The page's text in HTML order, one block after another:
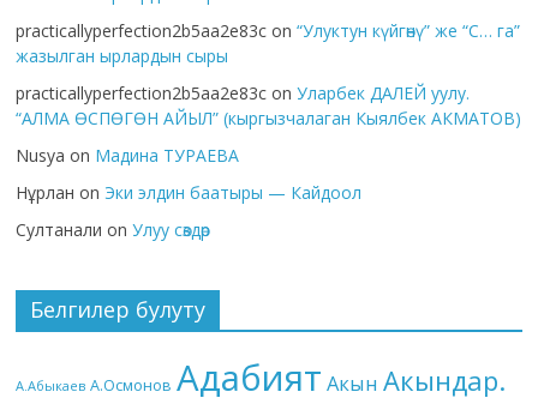
practicallyperfection2b5aa2e83c on“Улуктун күйгөнү” же “С… га”
жазылган ырлардын сыры
practicallyperfection2b5aa2e83c onУларбек ДАЛЕЙ уулу.
“АЛМА ӨСПӨГӨН АЙЫЛ” (кыргызчалаган Кыялбек АКМАТОВ)
Nusya on Мадина ТУРАЕВА
Нұрлан on Эки элдин баатыры — Кайдоол
Султанали onУлуу сөздөр
Белгилер булуту
А.Абыкаев А.Осмонов Адабият Акын Акындар.